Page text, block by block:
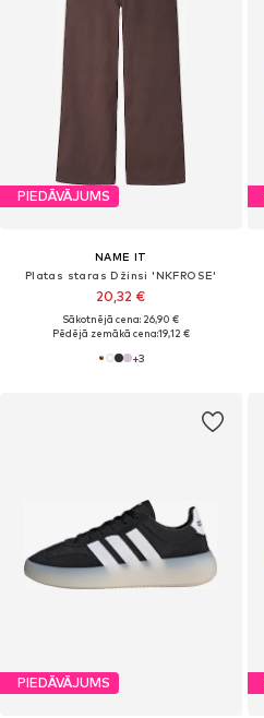
PIEDĀVĀJUMS
NAME IT
Platas staras Džinsi 'NKFROSE'
20,32 €
Sākotnējā cena: 26,90 €
Pēdējā zemākā cena:19,12 €
+3
PIEDĀVĀJUMS